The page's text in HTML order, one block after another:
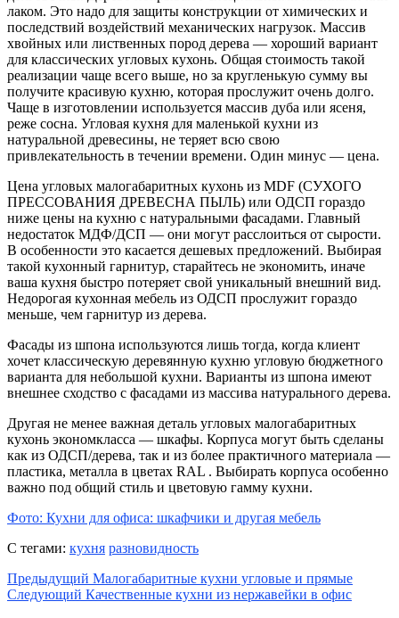
лаком. Это надо для защиты конструкции от химических и
последствий воздействий механических нагрузок. Массив
хвойных или лиственных пород дерева — хороший вариант
для классических угловых кухонь. Общая стоимость такой
реализации чаще всего выше, но за кругленькую сумму вы
получите красивую кухню, которая прослужит очень долго.
Чаще в изготовлении используется массив дуба или ясеня,
реже сосна. Угловая кухня для маленькой кухни из
натуральной древесины, не теряет всю свою
привлекательность в течении времени. Один минус — цена.
Цена угловых малогабаритных кухонь из MDF (СУХОГО
ПРЕССОВАНИЯ ДРЕВЕСНА ПЫЛЬ) или ОДСП гораздо
ниже цены на кухню с натуральными фасадами. Главный
недостаток МДФ/ДСП — они могут расслоиться от сырости.
В особенности это касается дешевых предложений. Выбирая
такой кухонный гарнитур, старайтесь не экономить, иначе
ваша кухня быстро потеряет свой уникальный внешний вид.
Недорогая кухонная мебель из ОДСП прослужит гораздо
меньше, чем гарнитур из дерева.
Фасады из шпона используются лишь тогда, когда клиент
хочет классическую деревянную кухню угловую бюджетного
варианта для небольшой кухни. Варианты из шпона имеют
внешнее сходство с фасадами из массива натурального дерева.
Другая не менее важная деталь угловых малогабаритных
кухонь экономкласса — шкафы. Корпуса могут быть сделаны
как из ОДСП/дерева, так и из более практичного материала —
пластика, металла в цветах RAL . Выбирать корпуса особенно
важно под общий стиль и цветовую гамму кухни.
Фото: Кухни для офиса: шкафчики и другая мебель
С тегами: кухня разновидность
Предыдущий Малогабаритные кухни угловые и прямые
Следующий Качественные кухни из нержавейки в офис